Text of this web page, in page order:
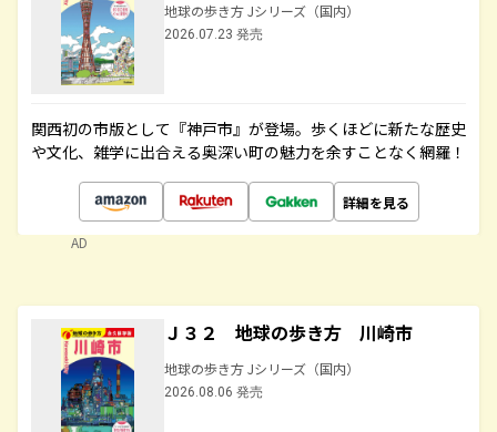
地球の歩き方 Jシリーズ（国内）
2026.07.23 発売
関西初の市版として『神戸市』が登場。歩くほどに新たな歴史
や文化、雑学に出合える奥深い町の魅力を余すことなく網羅！
詳細を見る
AD
Ｊ３２ 地球の歩き方 川崎市
地球の歩き方 Jシリーズ（国内）
2026.08.06 発売